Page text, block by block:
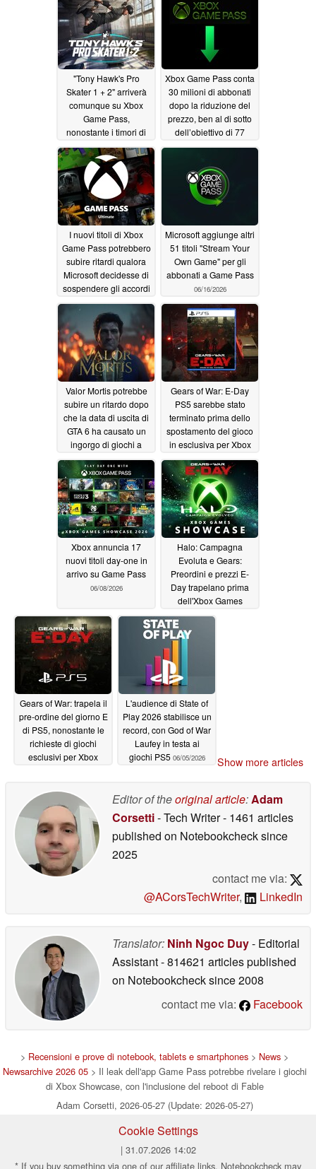
"Tony Hawk's Pro
Skater 1 + 2" arriverà
comunque su Xbox
Game Pass,
nonostante i timori di
tagli07/16/2026
Xbox Game Pass conta
30 milioni di abbonati
dopo la riduzione del
prezzo, ben al di sotto
dell’obiettivo di 77
milioni07/07/2026
I nuovi titoli di Xbox
Game Pass potrebbero
subire ritardi qualora
Microsoft decidesse di
sospendere gli accordi
di pubblicazione
06/29/2026
Microsoft aggiunge altri
51 titoli "Stream Your
Own Game" per gli
abbonati a Game Pass
06/16/2026
Valor Mortis potrebbe
subire un ritardo dopo
che la data di uscita di
GTA 6 ha causato un
ingorgo di giochi a
settembre06/11/2026
Gears of War: E-Day
PS5 sarebbe stato
terminato prima dello
spostamento del gioco
in esclusiva per Xbox
06/08/2026
Xbox annuncia 17
nuovi titoli day-one in
arrivo su Game Pass
06/08/2026
Halo: Campagna
Evoluta e Gears:
Preordini e prezzi E-
Day trapelano prima
dell'Xbox Games
Showcase
Gears of War: trapela il
pre-ordine del giorno E
di PS5, nonostante le
richieste di giochi
esclusivi per Xbox
L'audience di State of
Play 2026 stabilisce un
record, con God of War
Laufey in testa ai
giochi PS5 06/05/2026 Show more articles
Editor of theoriginal article:Adam
Corsetti- Tech Writer- 1461 articles
published on Notebookchecksince
2025
contact me via:
@ACorsTechWriter, LinkedIn
Translator: Ninh Ngoc Duy- Editorial
Assistant- 814621 articles published
on Notebookchecksince 2008
contact me via:
Facebook
> Recensioni e prove di notebook, tablets e smartphones > News >
Newsarchive 2026 05> Il leak dell'app Game Pass potrebbe rivelare i giochi
di Xbox Showcase, con l'inclusione del reboot di Fable
Adam Corsetti, 2026-05-27 (Update: 2026-05-27)
Cookie Settings
| 31.07.2026 14:02
* If you buy something via one of our affiliate links, Notebookcheck may